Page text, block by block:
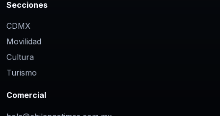
Secciones
CDMX
Movilidad
Cultura
Turismo
Comercial